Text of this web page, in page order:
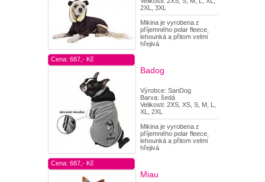
2XL, 3XL
Mikina je vyrobena z
příjemného polar fleece,
lehounká a přitom velmi
hřejivá
Cena: 687,- Kč
Badog
Výrobce: SanDog
Barva: šedá
Velikosti: 2XS, XS, S, M, L,
XL, 2XL
Mikina je vyrobena z
příjemného polar fleece,
lehounká a přitom velmi
hřejivá
Cena: 687,- Kč
Miau